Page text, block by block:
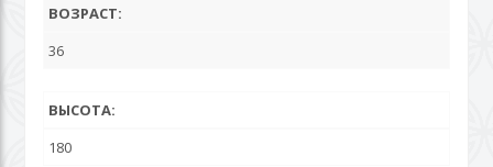
ВОЗРАСТ:
36
ВЫСОТА:
180